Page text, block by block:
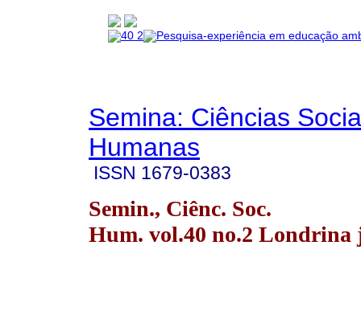
Semina: Ciências
Humanas
ISSN 1679-0383
Semin., Ciênc. Soc.
Hum. vol.40 no.2 Londrina